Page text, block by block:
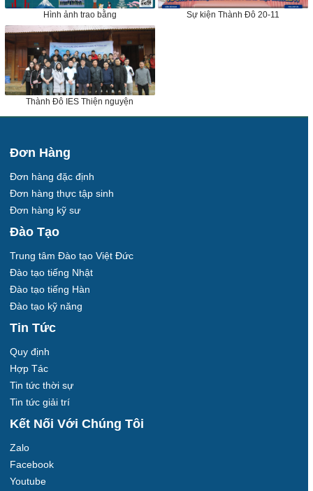
Hình ảnh trao bằng Sự kiện Thành Đô 20-11
Thành Đô IES Thiện nguyện
Đơn Hàng
Đơn hàng đặc định
Đơn hàng thực tập sinh
Đơn hàng kỹ sư
Đào Tạo
Trung tâm Đào tạo Việt Đức
Đào tạo tiếng Nhật
Đào tạo tiếng Hàn
Đào tạo kỹ năng
Tin Tức
Quy định
Hợp Tác
Tin tức thời sự
Tin tức giải trí
Kết Nối Với Chúng Tôi
Zalo
Facebook
Youtube